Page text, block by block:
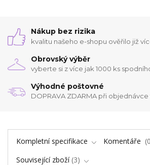
Nákup bez rizika
kvalitu našeho e-shopu ověřilo již
Obrovský výběr
vyberte si z více jak 1000 ks
Výhodné poštovné
DOPRAVA ZDARMA při objednávce
Kompletní specifikace Komentáře
0
Související zboží 3